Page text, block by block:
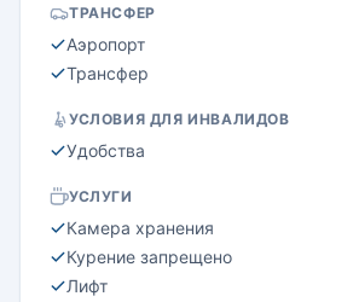
ТРАНСФЕР
Аэропорт
Трансфер
УСЛОВИЯ ДЛЯ ИНВАЛИДОВ
Удобства
УСЛУГИ
Камера хранения
Курение запрещено
Лифт